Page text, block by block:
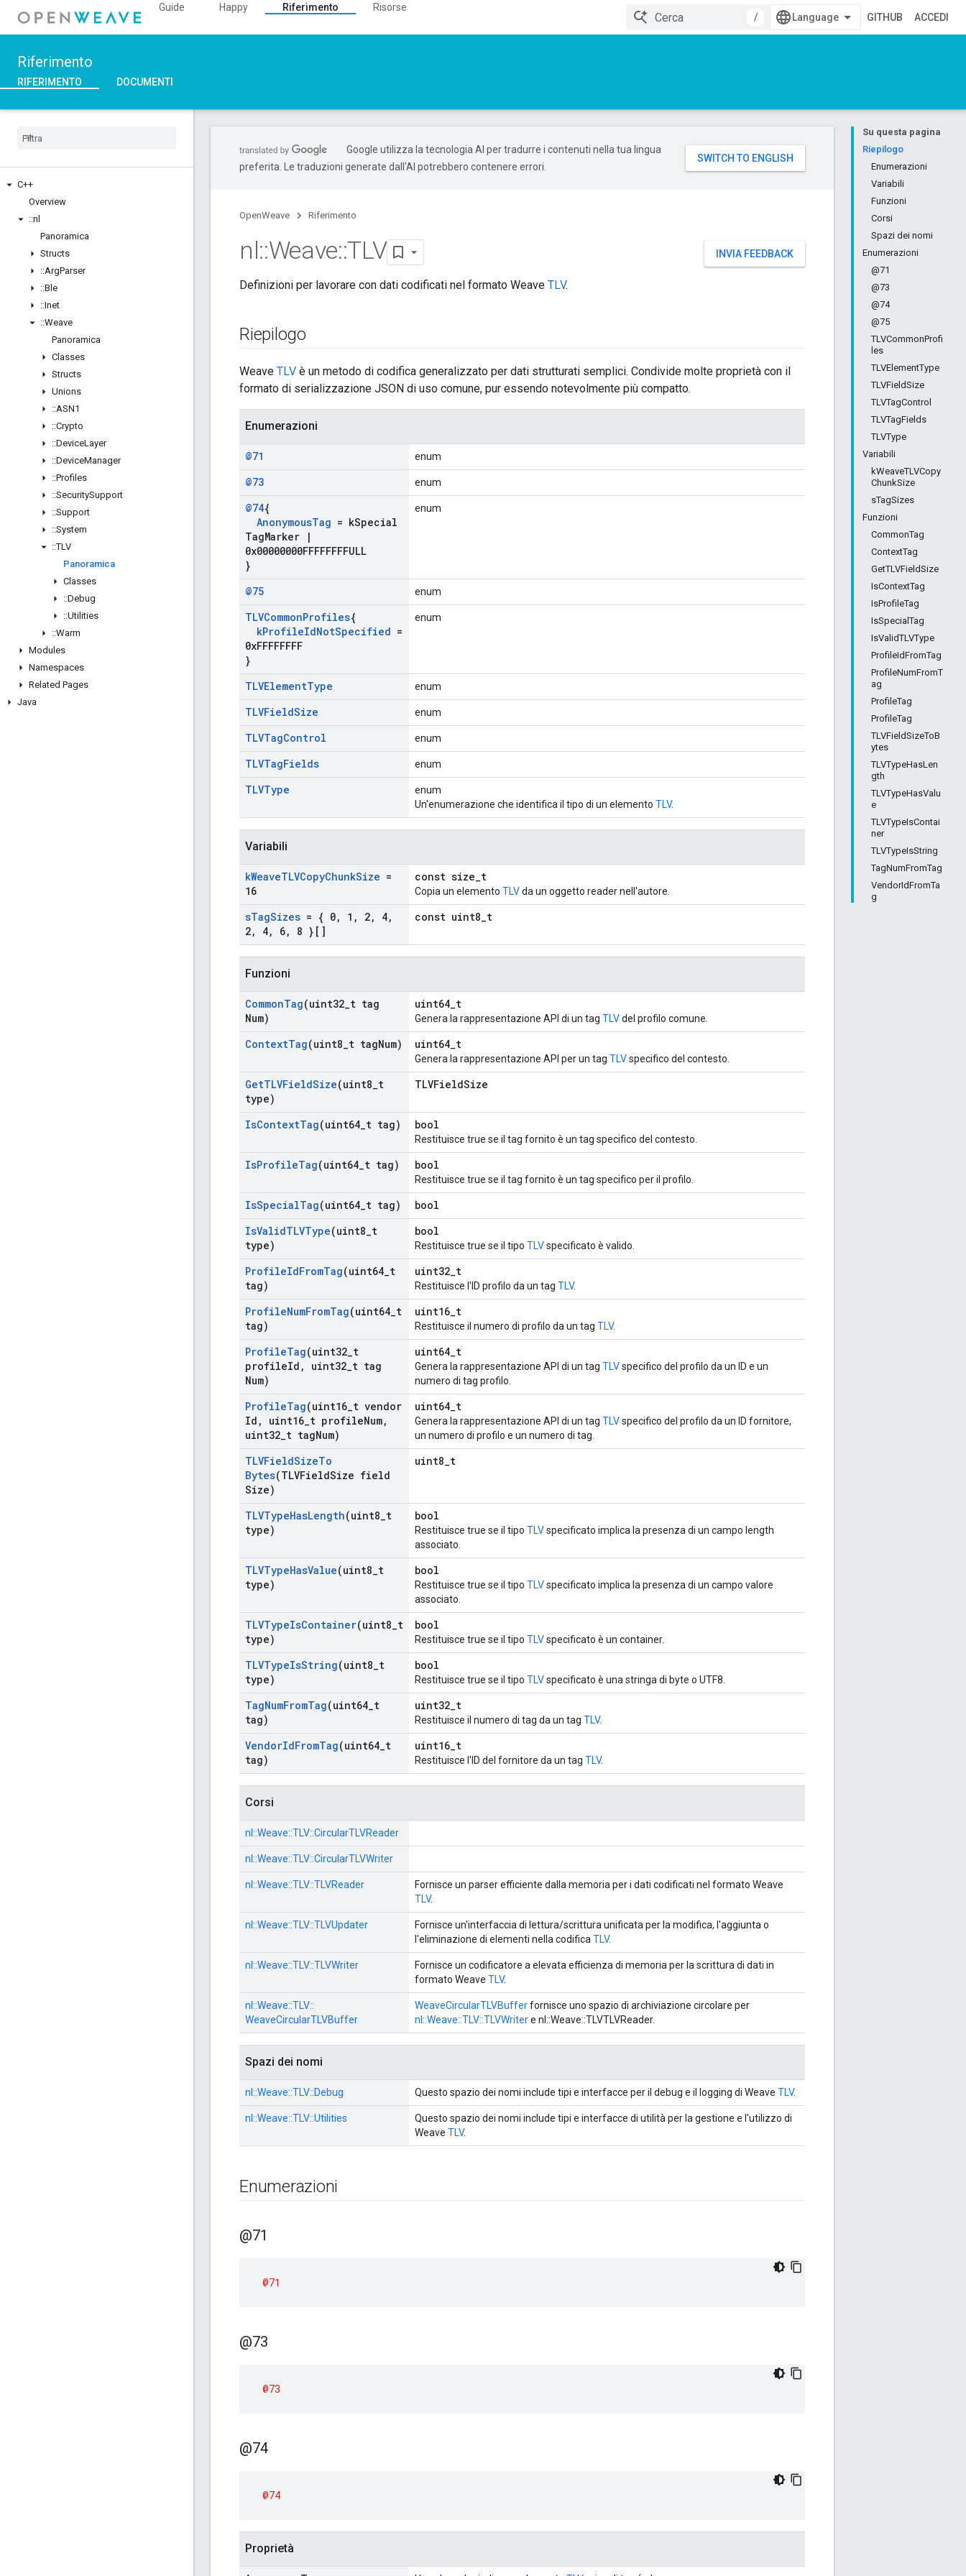
Guide Happy Riferimento
Risorse
/
GITHUB ACCEDI
Riferimento
RIFERIMENTO DOCUMENTI
C++
Overview
::nl
Panoramica
Structs
::ArgParser
::Ble
::Inet
::Weave
Panoramica
Classes
Structs
Unions
::ASN1
::Crypto
::DeviceLayer
::DeviceManager
::Profiles
::SecuritySupport
::Support
::System
::TLV
Panoramica
Classes
::Debug
::Utilities
::Warm
Modules
Namespaces
Related Pages
Java
Su questa pagina
Riepilogo
Enumerazioni
Variabili
Funzioni
Corsi
Spazi dei nomi
Enumerazioni
@71
@73
@74
@75
TLVCommonProfi
les
TLVElementType
TLVFieldSize
TLVTagControl
TLVTagFields
TLVType
Variabili
kWeaveTLVCopy
ChunkSize
sTagSizes
Funzioni
CommonTag
ContextTag
GetTLVFieldSize
IsContextTag
IsProfileTag
IsSpecialTag
IsValidTLVType
ProfileIdFromTag
ProfileNumFromT
ag
ProfileTag
ProfileTag
TLVFieldSizeToB
ytes
TLVTypeHasLen
gth
TLVTypeHasValu
e
TLVTypeIsContai
ner
TLVTypeIsString
TagNumFromTag
VendorIdFromTa
g
Google utilizza la tecnologia AI per tradurre i contenuti nella tua lingua
preferita. Le traduzioni generate dall'AI potrebbero contenere errori.
OpenWeave Riferimento
INVIA FEEDBACK
nl::Weave::TLV
Definizioni per lavorare con dati codificati nel formato Weave TLV.
Riepilogo
Weave TLV è un metodo di codifica generalizzato per dati strutturati semplici. Condivide molte proprietà con il
formato di serializzazione JSON di uso comune, pur essendo notevolmente più compatto.
Enumerazioni
@71 enum
@73 enum
@74{
AnonymousTag = kSpecial
TagMarker
|
0x00000000FFFFFFFFULL
}
enum
@75 enum
TLVCommonProfiles{
kProfileIdNotSpecified =
0xFFFFFFFF
}
enum
TLVElementType enum
TLVFieldSize enum
TLVTagControl enum
TLVTagFields enum
TLVType
enum
Un'enumerazione che identifica il tipo di un elemento TLV.
Variabili
kWeaveTLVCopyChunkSize =
16
const size_t
Copia un elemento TLVda un oggetto reader nell'autore.
sTagSizes = { 0, 1 , 2, 4,
2, 4, 6, 8 }[]
const uint8_t
Funzioni
CommonTag(uint32 t tag
Num)
uint64_t
Genera la rappresentazione API di un tag TLVdel profilo comune.
ContextTag(uint8 t tagNum) uint64_t
Genera la rappresentazione API per un tag TLVspecifico del contesto.
GetTLVFieldSize(uint8 t
type)
TLVFieldSize
IsContextTag(uint64 t tag) bool
Restituisce true se il tag fornito è un tag specifico del contesto.
IsProfileTag(uint64 t tag) bool
Restituisce true se il tag fornito è un tag specifico per il profilo.
IsSpecialTag(uint64 t tag)
bool
IsValidTLVType(uint8 t
type)
bool
Restituisce true se il tipo TLVspecificato è valido.
ProfileIdFromTag(uint64 t
tag)
uint32_t
Restituisce l'ID profilo da un tag TLV.
ProfileNumFromTag(uint64 t
tag)
uint16_t
Restituisce il numero di profilo da un tag TLV.
ProfileTag(uint32 t
profileId , uint32 t tag
Num)
uint64_t
Genera la rappresentazione API di un tag TLVspecifico del profilo da un ID e un
numero di tag profilo.
ProfileTag(uint16 t vendor
Id , uint16 t profileNum,
uint32 t tagNum)
uint64_t
Genera la rappresentazione API di un tag TLVspecifico del profilo da un ID fornitore,
un numero di profilo e un numero di tag.
TLVFieldSizeTo
Bytes(TLVFieldSize field
Size)
uint8_t
TLVTypeHasLength(uint8 t
type)
bool
Restituisce true se il tipo TLVspecificato implica la presenza di un campo length
associato.
TLVTypeHasValue(uint8 t
type)
bool
Restituisce true se il tipo TLVspecificato implica la presenza di un campo valore
associato.
TLVTypeIsContainer(uint8 t
type)
bool
Restituisce true se il tipo TLVspecificato è un container.
TLVTypeIsString(uint8 t
type)
bool
Restituisce true se il tipo TLVspecificato è una stringa di byte o UTF8.
TagNumFromTag(uint64 t
tag)
uint32_t
Restituisce il numero di tag da un tag TLV.
VendorIdFromTag(uint64 t
tag)
uint16_t
Restituisce l'ID del fornitore da un tag TLV.
Corsi
nl::Weave::TLV::CircularTLVReader
nl::Weave::TLV::CircularTLVWriter
nl::Weave::TLV::TLVReader
Fornisce un parser efficiente dalla memoria per i dati codificati nel formato Weave
TLV.
nl::Weave::TLV::TLVUpdater
Fornisce un'interfaccia di lettura/scrittura unificata per la modifica, l'aggiunta o
l'eliminazione di elementi nella codifica TLV.
nl::Weave::TLV::TLVWriter
Fornisce un codificatore a elevata efficienza di memoria per la scrittura di dati in
formato Weave TLV.
nl::Weave::TLV::
WeaveCircularTLVBuffer
WeaveCircularTLVBufferfornisce uno spazio di archiviazione circolare per
nl::Weave::TLV::TLVWritere nl::Weave::TLVTLVReader.
Spazi dei nomi
nl::Weave::TLV::Debug Questo spazio dei nomi include tipi e interfacce per il debug e il logging di Weave TLV.
nl::Weave::TLV::Utilities
Questo spazio dei nomi include tipi e interfacce di utilità per la gestione e l'utilizzo di
Weave TLV.
Enumerazioni
@71
@71
@73
@73
@74
@74
Proprietà